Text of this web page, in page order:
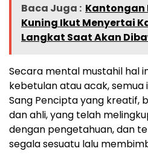
Baca Juga : Kantongan
Kuning Ikut Menyertai
Langkat Saat Akan
Secara mental mustahil hal
kebetulan atau acak, semua
Sang Pencipta yang kreatif,
dan ahli, yang telah
dengan pengetahuan, dan
segala sesuatu lalu